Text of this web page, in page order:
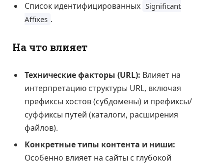
Список идентифицированных Significant
Affixes .
На что влияет
Технические факторы (URL): Влияет на
интерпретацию структуры URL, включая
префиксы хостов (субдомены) и префиксы/
суффиксы путей (каталоги, расширения
файлов).
Конкретные типы контента и ниши:
Особенно влияет на сайты с глубокой